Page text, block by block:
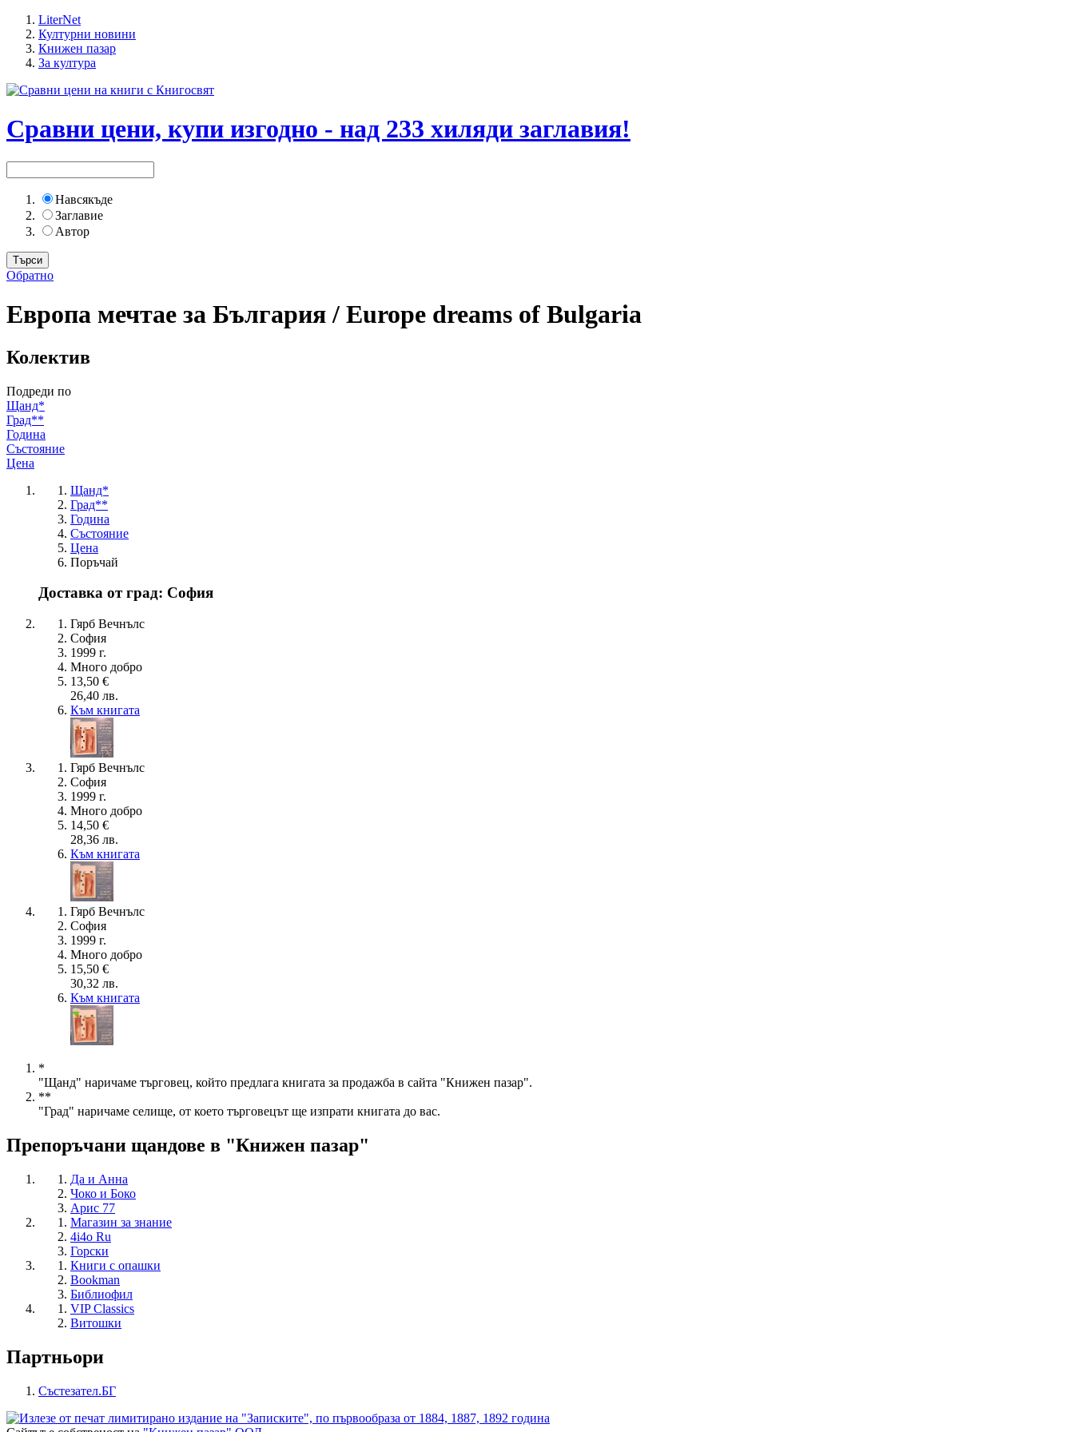
LiterNet
Културни новини
Книжен пазар
За култура
Сравни цени, купи изгодно - над 233 хиляди заглавия!
Навсякъде
Заглавие
Автор
Обратно
Европа мечтае за България / Europe dreams of Bulgaria
Колектив
Подреди по
Щанд*
Град**
Година
Състояние
Цена
Щанд*
Град**
Година
Състояние
Цена
Поръчай
Доставка от град: София
Гярб Вечнълс
София
1999 г.
Много добро
13,50 €
26,40 лв.
Към книгата
Гярб Вечнълс
София
1999 г.
Много добро
14,50 €
28,36 лв.
Към книгата
Гярб Вечнълс
София
1999 г.
Много добро
15,50 €
30,32 лв.
Към книгата
*
"Щанд" наричаме търговец, който предлага книгата за продажба в сайта "Книжен пазар".
**
"Град" наричаме селище, от което търговецът ще изпрати книгата до вас.
Препоръчани щандове в "Книжен пазар"
Да и Анна
Чоко и Боко
Арис 77
Магазин за знание
4i4o Ru
Горски
Книги с опашки
Bookman
Библиофил
VIP Classics
Витошки
Партньори
Състезател.БГ